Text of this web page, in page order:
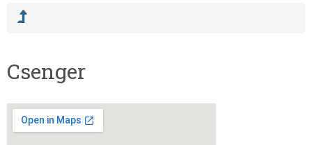
Csenger